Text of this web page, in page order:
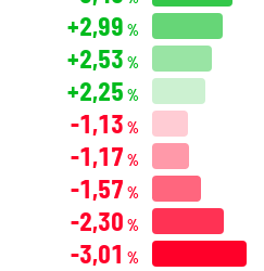
+2,99 %
+2,53 %
+2,25 %
-1,13 %
-1,17 %
-1,57 %
-2,30 %
-3,01 %